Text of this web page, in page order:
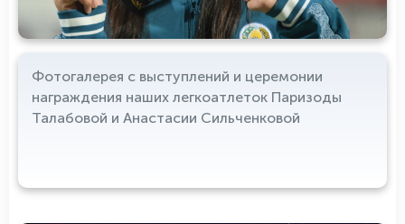
Фотогалерея с выступлений и церемонии
награждения наших легкоатлеток Паризоды
Талабовой и Анастасии Сильченковой